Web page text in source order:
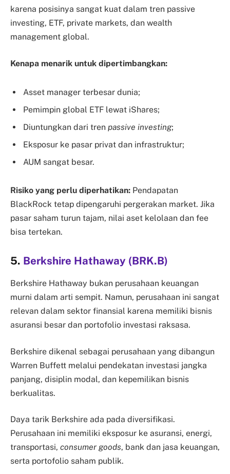
karena posisinya sangat kuat dalam tren passive
investing, ETF, private markets, dan wealth
management global.
Kenapa menarik untuk dipertimbangkan:
Asset manager terbesar dunia;
Pemimpin global ETF lewat iShares;
Diuntungkan dari tren passive investing;
Eksposur ke pasar privat dan infrastruktur;
AUM sangat besar.
Risiko yang perlu diperhatikan: Pendapatan
BlackRock tetap dipengaruhi pergerakan market. Jika
pasar saham turun tajam, nilai aset kelolaan dan fee
bisa tertekan.
5. Berkshire Hathaway (BRK.B)
Berkshire Hathaway bukan perusahaan keuangan
murni dalam arti sempit. Namun, perusahaan ini sangat
relevan dalam sektor finansial karena memiliki bisnis
asuransi besar dan portofolio investasi raksasa.
Berkshire dikenal sebagai perusahaan yang dibangun
Warren Buffett melalui pendekatan investasi jangka
panjang, disiplin modal, dan kepemilikan bisnis
berkualitas.
Daya tarik Berkshire ada pada diversifikasi.
Perusahaan ini memiliki eksposur ke asuransi, energi,
transportasi, consumer goods, bank dan jasa keuangan,
serta portofolio saham publik.